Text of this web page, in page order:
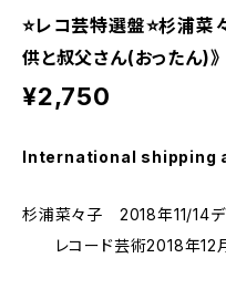
⭐️レコ芸特選盤⭐️杉浦菜
供と叔父さん(おったん)》
¥2,750
International shipping
杉浦菜々子 2018年11/14デ
レコード芸術2018年12月